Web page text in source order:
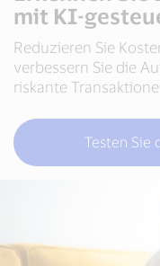
mit KI-
Reduzieren Sie
verbessern Sie die
riskante
Testen Sie